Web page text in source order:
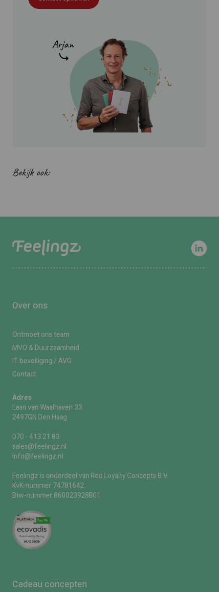
Bekijk ook:
Over ons
Ontmoet ons team
MVO & Duurzaamheid
IT beveiliging / AVG
Contact
Adres
Laan van Waalhaven 33
2497GN Den Haag
070 - 413 21 83
sales@feelingz.nl
info@feelingz.nl
Feelingz is onderdeel van Red Loyalty Concepts B.V.
KvK-nummer 74781642
Btw-nummer 860023928B01
Cadeau concepten